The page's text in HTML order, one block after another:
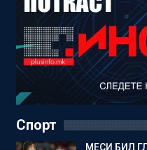
Спорт
МЕСИ БИЛ